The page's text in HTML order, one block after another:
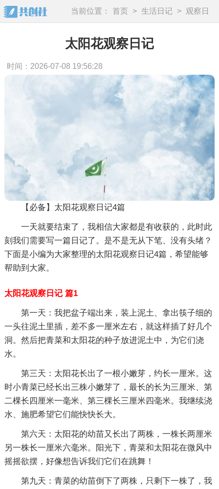
当前位置： 首页 > 生活日记 >
观察日
记
太阳花观察日记
时间：2026-07-08 19:56:28
【必备】太阳花观察日记4篇
一天就要结束了，我相信大家都是有收获的，此时此
刻我们需要写一篇日记了。是不是无从下笔、没有头绪？
下面是小编为大家整理的太阳花观察日记4篇，希望能够
帮助到大家。
太阳花观察日记 篇1
第一天：我把盆子端出来，装上泥土、拿出筷子细的
一头往泥土里插，差不多一厘米左右，就这样插了好几个
洞。然后把青菜和太阳花的种子放进泥土中，为它们浇
水。
第三天：太阳花长出了一根小嫩芽，约长一厘米。这
时小青菜已经长出三株小嫩芽了，最长的长为三厘米、第
二棵长四厘米一毫米、第三棵长三厘米四毫米。我继续浇
水、施肥希望它们能快快长大。
第六天：太阳花的幼苗又长出了两株，一株长两厘米
另一株长一厘米六毫米。阳光下，青菜和太阳花在微风中
摇摇欲摆，好像想告诉我们它们在跳舞！
第九天：青菜的幼苗倒下了两株，只剩下一株了，我